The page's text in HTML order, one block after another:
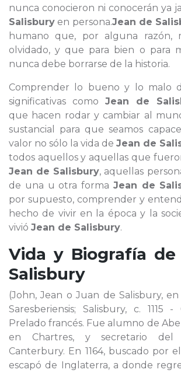
nunca conocieron ni conocerán ya
Salisbury en persona.Jean de
humano que, por alguna razón,
olvidado, y que para bien o para
nunca debe borrarse de la historia.
Comprender lo bueno y lo malo
significativas como Jean de
que hacen rodar y cambiar al
sustancial para que seamos
valor no sólo la vida de Jean de
todos aquellos y aquellas que
Jean de Salisbury, aquellas
de una u otra forma Jean de
por supuesto, comprender y
hecho de vivir en la época y la
vivió Jean de Salisbury.
Vida y Biografía de
Salisbury
(John, Jean o Juan de Salisbury,
Saresberiensis; Salisbury, c. 1115 -
Prelado francés. Fue alumno de
en Chartres, y secretario del
Canterbury. En 1164, buscado por
escapó de Inglaterra, a donde